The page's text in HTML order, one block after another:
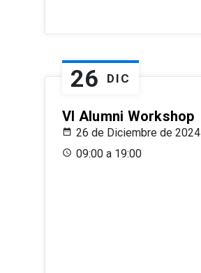
26 DIC
VI Alumni Workshop
26 de Diciembre de 2024
09:00 a 19:00